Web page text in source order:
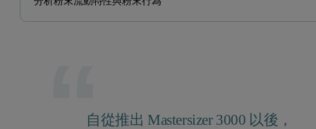
自從推出 Mastersizer 3000 以後，